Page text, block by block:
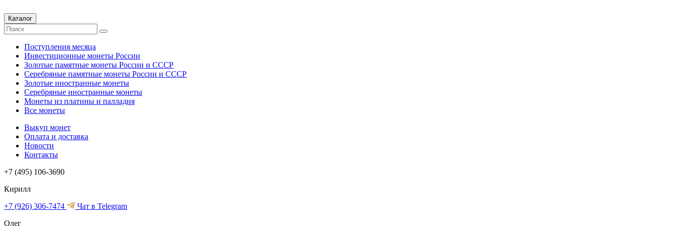
Каталог
Поступления месяца
Инвестиционные монеты России
Золотые памятные монеты России и СССР
Серебряные памятные монеты России и СССР
Золотые иностранные монеты
Серебряные иностранные монеты
Монеты из платины и палладия
Все монеты
Выкуп монет
Оплата и доставка
Новости
Контакты
+7 (495) 106-3690
Кирилл
+7 (926) 306-7474
Чат в Telegram
Олег